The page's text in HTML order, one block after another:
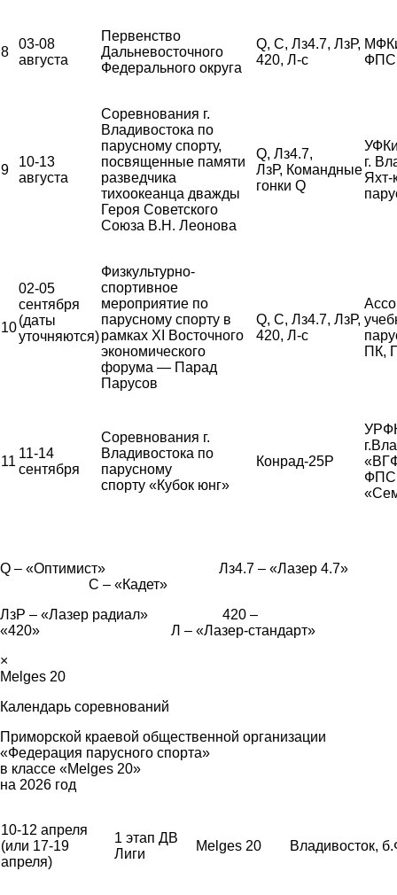
8
03-08
августа
Первенство
Дальневосточного
Федерального округа
Q, С, Лз4.7, ЛзР,
420, Л-с
ФПС
9
10-13
августа
Соревнования г.
Владивостока по
парусному спорту,
посвященные памяти
разведчика
тихоокеанца дважды
Героя Советского
Союза В.Н. Леонова
Q, Лз4.7,
ЛзР, Командные
гонки Q
г.
Яхт-
10
02-05
сентября
(даты
уточняются)
Физкультурно-
спортивное
мероприятие по
парусному спорту в
рамках XI Восточного
экономического
форума — Парад
Парусов
Q, С, Лз4.7, ЛзР,
420, Л-с
ПК,
11
11-14
сентября
Соревнования г.
Владивостока по
парусному
спорту «Кубок юнг»
Конрад-25Р
Q – «Оптимист» Лз4.7 – «Лазер 4.7»
С – «Кадет»
ЛзР – «Лазер радиал» 420 –
«420» Л – «Лазер-стандарт»
×
Melges 20
Календарь соревнований
Приморской краевой общественной организации
«Федерация парусного спорта»
в классе «Melges 20»
на 2026 год
10-12 апреля
(или 17-19
апреля)
1 этап ДВ
Лиги
Melges 20 Владивосток,